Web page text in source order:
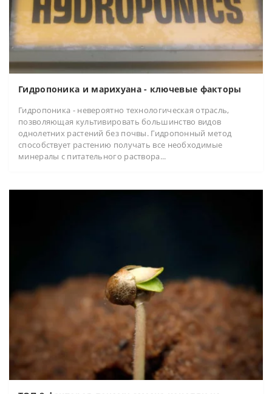
Гидропоника и марихуана - ключевые факторы
Гидропоника - невероятно технологическая отрасль,
позволяющая культивировать большинство видов
однолетних растений без почвы. Гидропонный метод
способствует растению получать все необходимые
минералы с питательного раствора...